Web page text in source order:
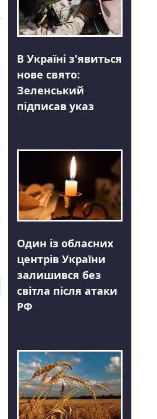
В Україні з'явиться
нове свято:
Зеленський
підписав указ
Один із обласних
центрів України
залишився без
світла після атаки
РФ